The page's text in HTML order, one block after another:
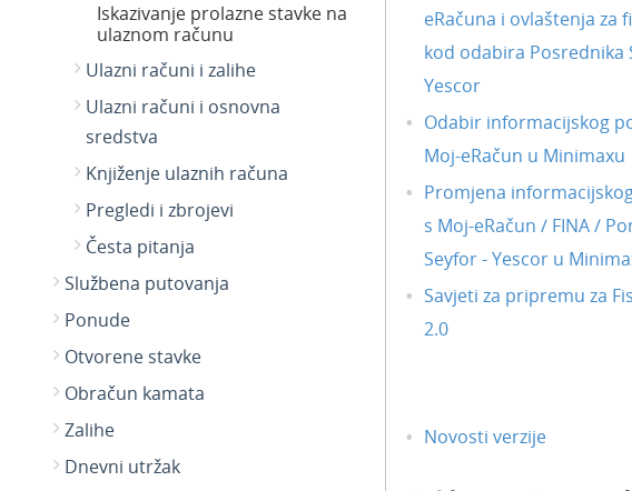
Iskazivanje prolazne stavke na
ulaznom računu
Ulazni računi i zalihe
Ulazni računi i osnovna
sredstva
Knjiženje ulaznih računa
Pregledi i zbrojevi
Česta pitanja
Službena putovanja
Ponude
Otvorene stavke
Obračun kamata
Zalihe
Dnevni utržak
eRačuna i ovlaštenja za
kod odabira Posrednika
Yescor
Odabir informacijskog
Moj-eRačun u Minimaxu
Promjena
s Moj-eRačun / FINA /
Seyfor - Yescor u
Savjeti za pripremu za
2.0
Novosti verzije